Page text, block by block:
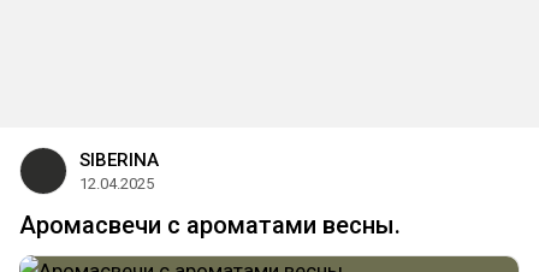
SIBERINA
12.04.2025
Аромасвечи с ароматами весны.